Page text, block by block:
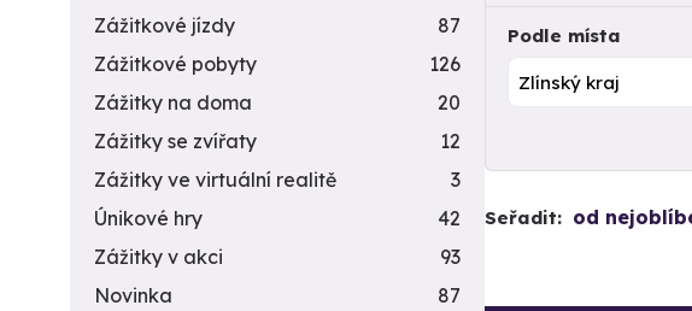
Podle místa
Seřadit: od
Zážitkové jízdy
87
Zážitkové pobyty
126
Zážitky na doma
20
Zážitky se zvířaty
12
Zážitky ve virtuální realitě
3
Únikové hry
42
Zážitky v akci
93
Novinka
87